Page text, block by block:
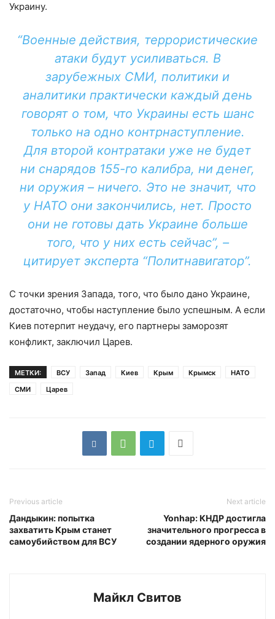
Украину.
“Военные действия, террористические
атаки будут усиливаться. В
зарубежных СМИ, политики и
аналитики практически каждый день
говорят о том, что Украины есть шанс
только на одно контрнаступление.
Для второй контратаки уже не будет
ни снарядов 155-го калибра, ни денег,
ни оружия – ничего. Это не значит, что
у НАТО они закончились, нет. Просто
они не готовы дать Украине больше
того, что у них есть сейчас”, –
цитирует эксперта “Политнавигатор”.
С точки зрения Запада, того, что было дано Украине,
достаточно, чтобы наступление было успешным. А если
Киев потерпит неудачу, его партнеры заморозят
конфликт, заключил Царев.
МЕТКИ: ВСУ Запад Киев Крым Крымск
НАТО
СМИ
Царев
Previous article
Дандыкин: попытка
захватить Крым станет
самоубийством для ВСУ
Next article
Yonhap: КНДР достигла
значительного прогресса в
создании ядерного оружия
Майкл Свитов